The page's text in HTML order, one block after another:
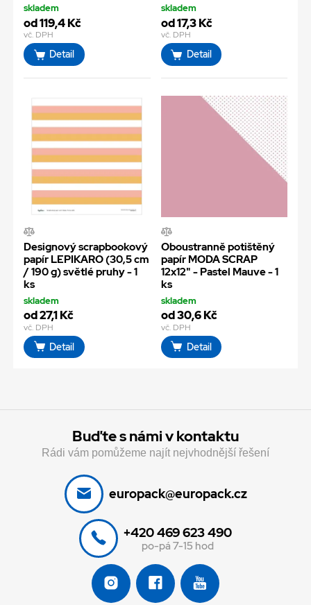
skladem
od 119,4 Kč
vč. DPH
Detail
skladem
od 17,3 Kč
vč. DPH
Detail
Designový scrapbookový
papír LEPIKARO (30,5 cm
/ 190 g) světlé pruhy - 1
ks
skladem
od 27,1 Kč
vč. DPH
Detail
Oboustranně potištěný
papír MODA SCRAP
12x12" - Pastel Mauve - 1
ks
skladem
od 30,6 Kč
vč. DPH
Detail
Buďte s námi v kontaktu
Rádi vám pomůžeme najít nejvhodnější řešení
europack@europack.cz
+420 469 623 490
po-pá 7-15 hod